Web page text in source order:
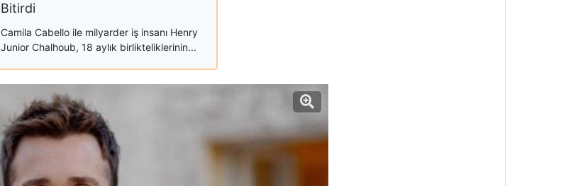
Bitirdi
Camila Cabello ile milyarder iş insanı Henry
Junior Chalhoub, 18 aylık birlikteliklerinin...